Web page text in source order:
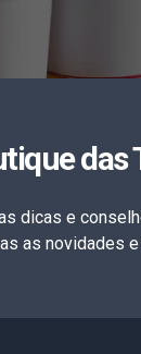
das
dicas e
as novidades